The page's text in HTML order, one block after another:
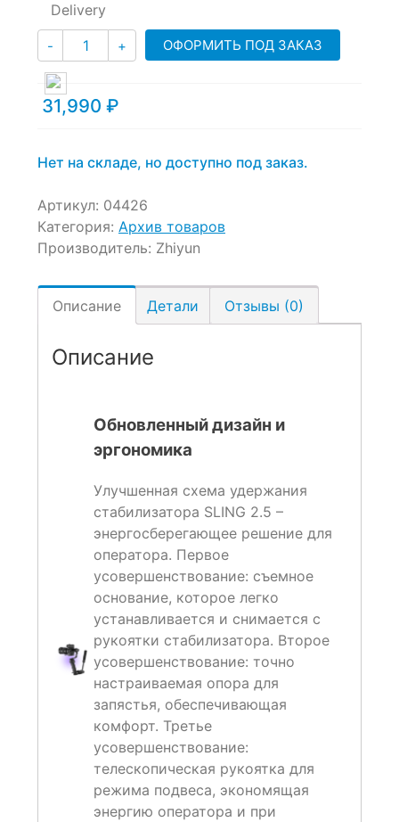
Delivery
- Количество
+ ОФОРМИТЬ ПОД ЗАКАЗ
31,990 ₽
Нет на складе, но доступно под заказ.
Артикул: 04426
Категория: Архив товаров
Производитель: Zhiyun
Описание Детали Отзывы (0)
Описание
Обновленный дизайн и
эргономика
Улучшенная схема удержания
стабилизатора SLING 2.5 –
энергосберегающее решение для
оператора. Первое
усовершенствование: съемное
основание, которое легко
устанавливается и снимается с
рукоятки стабилизатора. Второе
усовершенствование: точно
настраиваемая опора для
запястья, обеспечивающая
комфорт. Третье
усовершенствование:
телескопическая рукоятка для
режима подвеса, экономящая
энергию оператора и при